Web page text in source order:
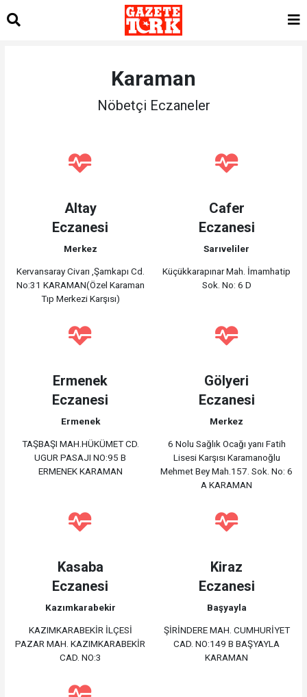
Karaman
Nöbetçi Eczaneler
Altay
Eczanesi
Merkez
Kervansaray Civarı ,Şamkapı Cd.
No:31 KARAMAN(Özel Karaman
Tıp Merkezi Karşısı)
Cafer
Eczanesi
Sarıveliler
Küçükkarapınar Mah. İmamhatip
Sok. No: 6 D
Ermenek
Eczanesi
Ermenek
TAŞBAŞI MAH.HÜKÜMET CD.
UGUR PASAJI NO:95 B
ERMENEK KARAMAN
Gölyeri
Eczanesi
Merkez
6 Nolu Sağlık Ocağı yanı Fatih
Lisesi Karşısı Karamanoğlu
Mehmet Bey Mah.157. Sok. No: 6
A KARAMAN
Kasaba
Eczanesi
Kazımkarabekir
KAZIMKARABEKİR İLÇESİ
PAZAR MAH. KAZIMKARABEKİR
CAD. NO:3
Kiraz
Eczanesi
Başyayla
ŞİRİNDERE MAH. CUMHURİYET
CAD. NO:149 B BAŞYAYLA
KARAMAN